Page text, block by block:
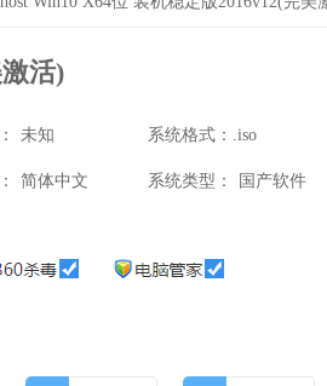
活)
未知 系统格式： .iso
简体中文 系统类型： 国产软件